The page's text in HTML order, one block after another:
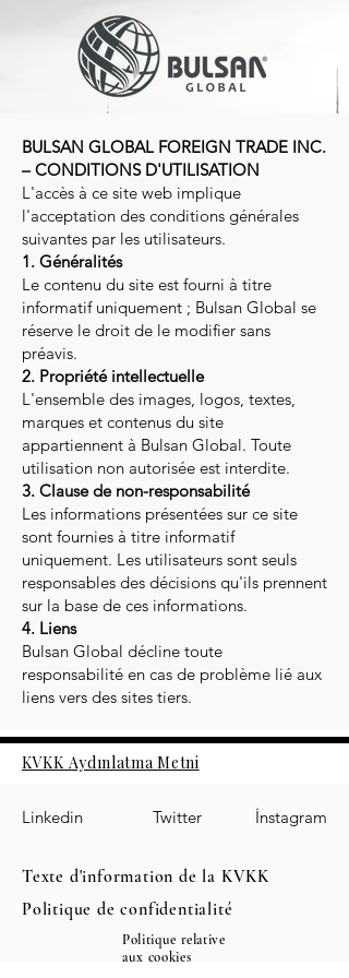
BULSAN GLOBAL FOREIGN TRADE INC.
– CONDITIONS D'UTILISATION
L'accès à ce site web implique
l'acceptation des conditions générales
suivantes par les utilisateurs.
1. Généralités
Le contenu du site est fourni à titre
informatif uniquement ; Bulsan Global se
réserve le droit de le modifier sans
préavis.
2. Propriété intellectuelle
L'ensemble des images, logos, textes,
marques et contenus du site
appartiennent à Bulsan Global. Toute
utilisation non autorisée est interdite.
3. Clause de non-responsabilité
Les informations présentées sur ce site
sont fournies à titre informatif
uniquement. Les utilisateurs sont seuls
responsables des décisions qu'ils prennent
sur la base de ces informations.
4. Liens
Bulsan Global décline toute
responsabilité en cas de problème lié aux
liens vers des sites tiers.
KVKK Aydınlatma Metni
Linkedin Twitter İnstagram
Texte d'information de la KVKK
Politique de confidentialité
Politique relative
aux cookies